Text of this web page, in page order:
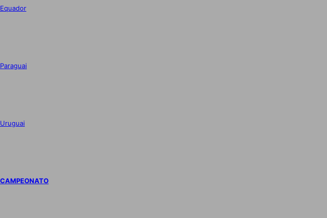
Equador
Paraguai
Uruguai
CAMPEONATO